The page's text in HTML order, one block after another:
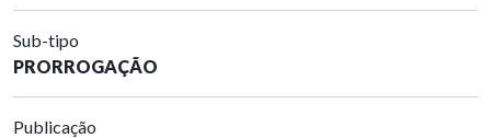
Sub-tipo
PRORROGAÇÃO
Publicação